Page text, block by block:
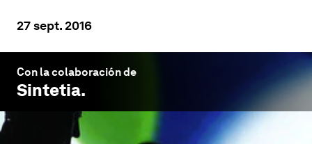
27 sept. 2016
Con la colaboración de
Sintetia.